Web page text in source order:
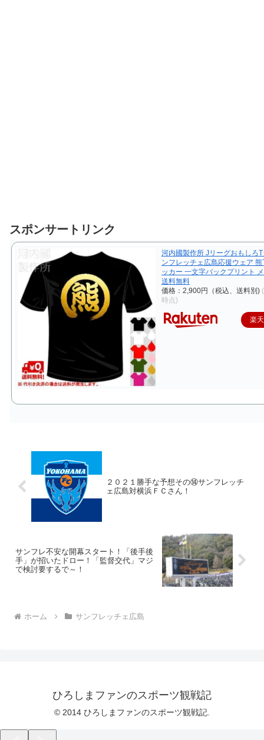
スポンサートリンク
河内國製作所 Jリーグおもしろ
ンフレッチェ広島応援ウェア
ッカー 一文字バックプリント
送料無料
価格：2,900円（税込、送料別)
時点)
楽
２０２１勝手な予想その⑭サンフレッチ
ェ広島対横浜ＦＣさん！
サンフレ不安な開幕スタート！「後手後
手」が招いたドロー！「監督交代」マジ
で検討要するで～！
ホーム サンフレッチェ広島
ひろしまファンのスポーツ観戦記
© 2014 ひろしまファンのスポーツ観戦記.